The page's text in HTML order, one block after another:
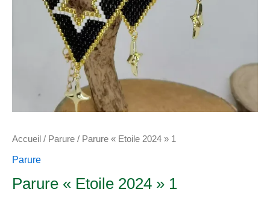
Accueil / Parure / Parure « Etoile 2024 » 1
Parure
Parure « Etoile 2024 » 1